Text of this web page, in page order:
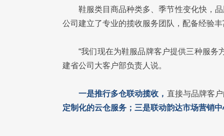
鞋服类目商品种类多、季节性变化快，
公司建立了专业的揽收服务团队，配备经验
“我们现在为鞋服品牌客户提供三种服务
建省公司大客户部负责人说。
一是推行多仓联动揽收， 直接与品牌客
定制化的云仓服务；三是联动韵达市场营销